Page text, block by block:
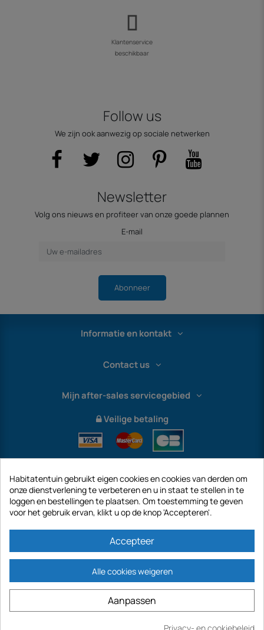
Klantenservice
beschikbaar
Follow us
We zijn ook aanwezig op sociale netwerken
Newsletter
Volg ons nieuws en profiteer van onze goede plannen
E-mail
Abonneer
Informatie en kontakt
Contact us
Mijn after-sales servicegebied
Veilige betaling
International
https://www.habitatentuin.nl is een site van het bedrijf GECODIS SA met een
kapitaal van € 187.203,29, 32 Rue de Paradis - PARIJS 75010 (FRANKRIJK).
GECODIS.SA opgericht op 04/11/1998 is een dochteronderneming van ODAYA ​​​​
HOLDING met een kapitaal van 2.750.640,00 EURO.
Habitatentuin gebruikt eigen cookies en cookies van derden om
onze dienstverlening te verbeteren en u in staat te stellen in te
loggen en bestellingen te plaatsen. Om toestemming te geven
voor het gebruik ervan, klikt u op de knop 'Accepteren'.
Accepteer
Alle cookies weigeren
Aanpassen